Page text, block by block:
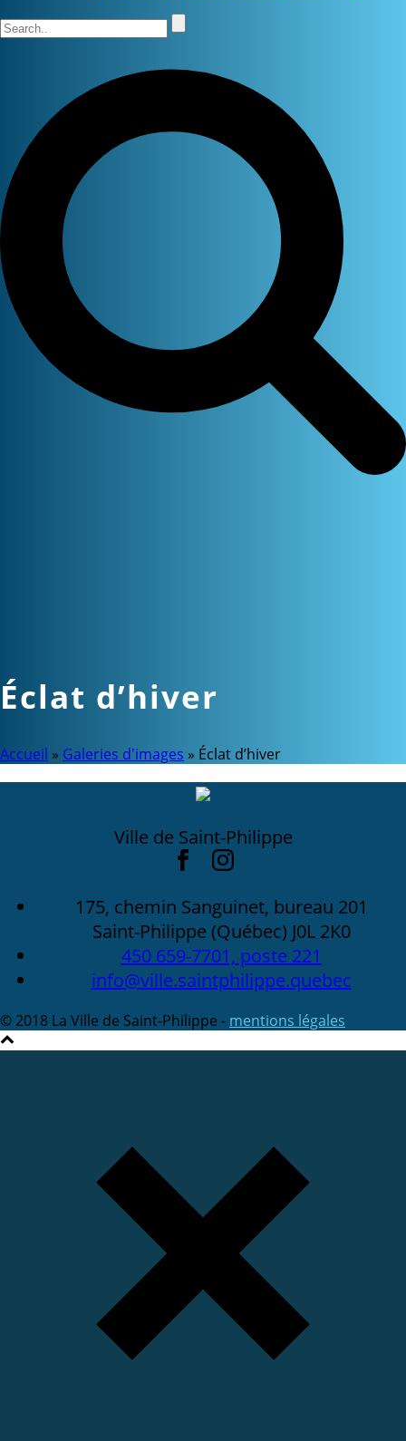
Éclat d’hiver
Accueil » Galeries d'images » Éclat d’hiver
Ville de Saint-Philippe
175, chemin Sanguinet, bureau 201
Saint-Philippe (Québec) J0L 2K0
450 659-7701, poste 221
info@ville.saintphilippe.quebec
© 2018 La Ville de Saint-Philippe - mentions légales